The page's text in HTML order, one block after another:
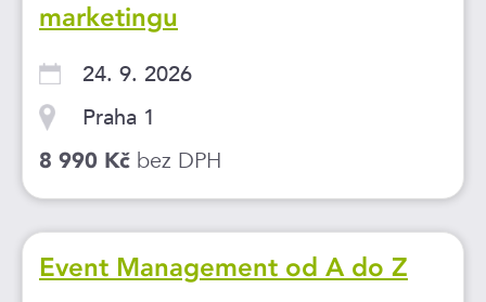
marketingu
24. 9. 2026
Praha 1
8 990 Kč bez DPH
Event Management od A do Z